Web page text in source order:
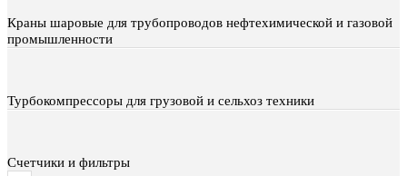
Краны шаровые для трубопроводов нефтехимической и газовой
промышленности
Турбокомпрессоры для грузовой и сельхоз техники
Счетчики и фильтры